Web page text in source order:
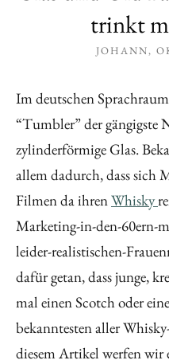
trinkt
JOHANN
Im deutschen
“Tumbler” der gängigste
zylinderförmige Glas.
allem dadurch, dass sich
Filmen da ihrenWhisky
Marketing-in-den-60ern-
leider-realistischen-
dafür getan, dass junge,
mal einen Scotch oder
bekanntesten aller
diesem Artikel werfen wir